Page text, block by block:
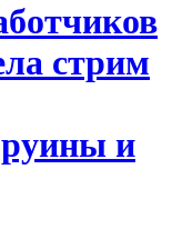
стрим
руины и